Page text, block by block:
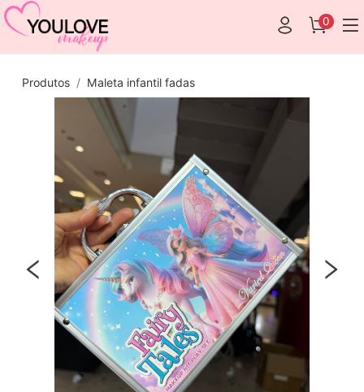
0
Produtos Maleta infantil fadas